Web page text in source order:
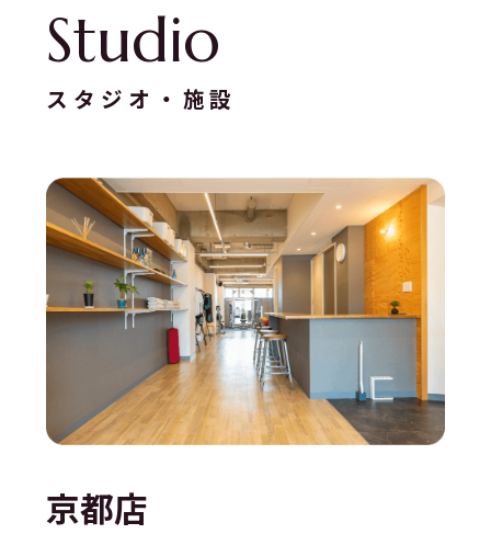
Studio
スタジオ・施設
京都店